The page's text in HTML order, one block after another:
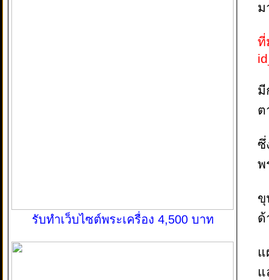
รับทำเว็บไซต์พระเครื่อง 4,500 บาท
ม
ที่
มี
ต
ซึ่
พ
ขุ
ด้
แ
แ